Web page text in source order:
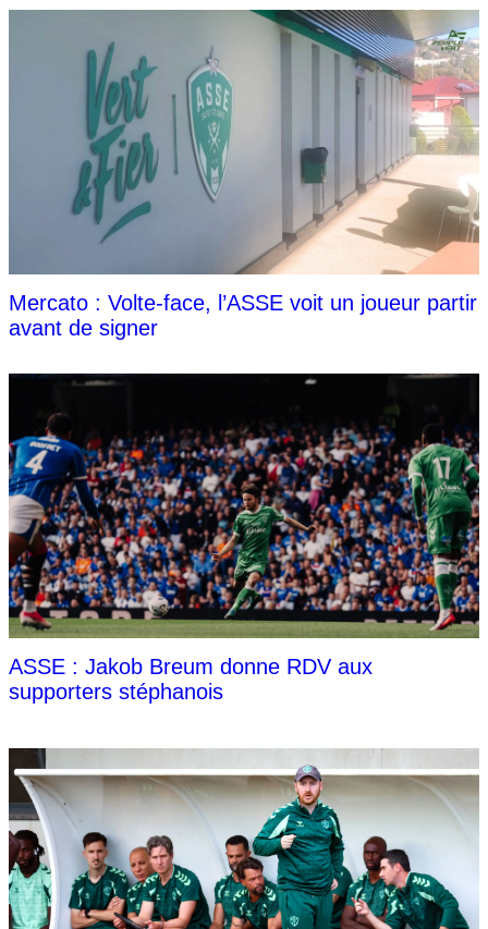
Mercato : Volte-face, l’ASSE voit un joueur partir
avant de signer
ASSE : Jakob Breum donne RDV aux
supporters stéphanois